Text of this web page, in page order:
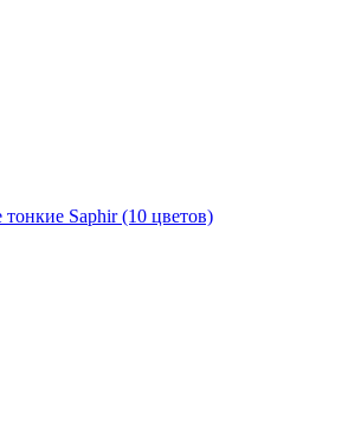
Saphir (10 цветов)